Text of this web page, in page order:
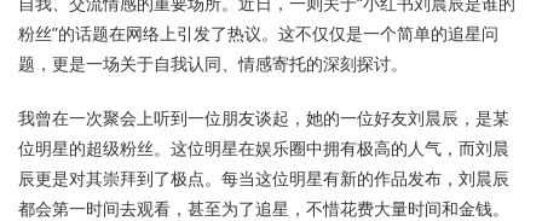
粉丝”的话题在网络上引发了热议。这不仅仅是一个简单的追星问
题，更是一场关于自我认同、情感寄托的深刻探讨。
我曾在一次聚会上听到一位朋友谈起，她的一位好友刘晨辰，是某
位明星的超级粉丝。这位明星在娱乐圈中拥有极高的人气，而刘晨
辰更是对其崇拜到了极点。每当这位明星有新的作品发布，刘晨辰
都会第一时间去观看，甚至为了追星，不惜花费大量时间和金钱。